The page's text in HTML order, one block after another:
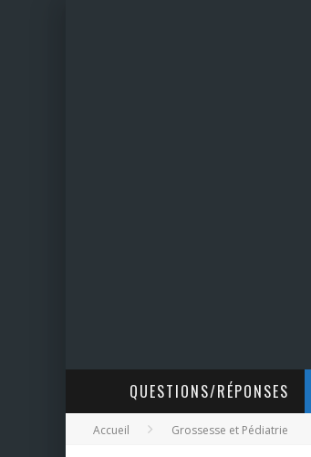
QUESTIONS/RÉPONSES
Accueil Grossesse et Pédiatrie